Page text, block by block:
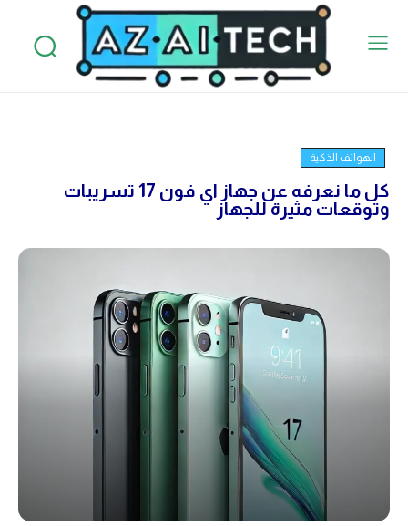
الهواتف الذكية
كل ما نعرفه عن جهاز اي فون 17 تسريبات
وتوقعات مثيرة للجهاز